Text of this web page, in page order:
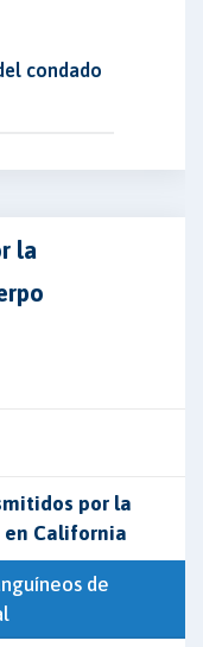
condado
la
por la
en California
de